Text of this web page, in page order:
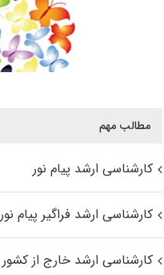
مطالب مهم
کارشناسی ارشد پیام نور
کارشناسی ارشد فراگیر پیام نور
کارشناسی ارشد خارج از کشور